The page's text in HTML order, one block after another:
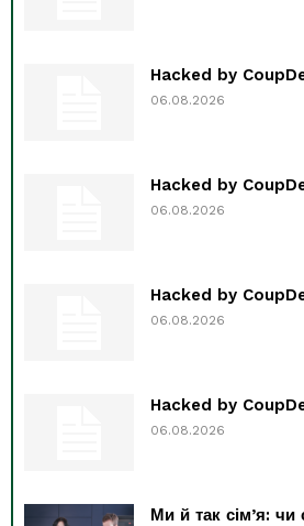
Hacked by
06.08.2026
Hacked by
06.08.2026
Hacked by
06.08.2026
Hacked by
06.08.2026
Ми й так сім’я: чи